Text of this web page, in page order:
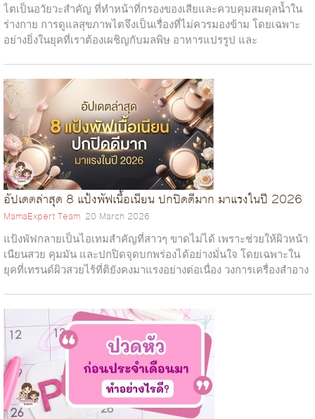
ไตเป็นอวัยวะสำคัญ ที่ทำหน้าที่กรองของเสียและควบคุมสมดุลน้ำใน
ร่างกาย การดูแลสุขภาพไตจึงเป็นเรื่องที่ไม่ควรมองข้าม โดยเฉพาะ
อย่างยิ่งในยุคที่เราต้องเผชิญกับมลพิษ อาหารแปรรูป และ
อัปเดตล่าสุด 8 แป้งพัฟเนื้อเนียน ปกปิดดีมาก มาแรงในปี 2026
MamaExpert Team 20 March 2026
แป้งพัฟกลายเป็นไอเทมสำคัญที่สาวๆ ขาดไม่ได้ เพราะช่วยให้ผิวหน้า
เนียนสวย คุมมัน และปกปิดจุดบกพร่องได้อย่างมั่นใจ โดยเฉพาะใน
ยุคที่เทรนด์ผิวสวยไร้ที่ติยังคงมาแรงอย่างต่อเนื่อง วงการเครื่องสำอาง